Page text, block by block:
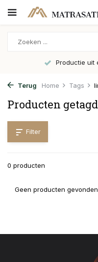
Productie uit
Terug Home Tags
Producten
Filter
0 producten
Geen producten